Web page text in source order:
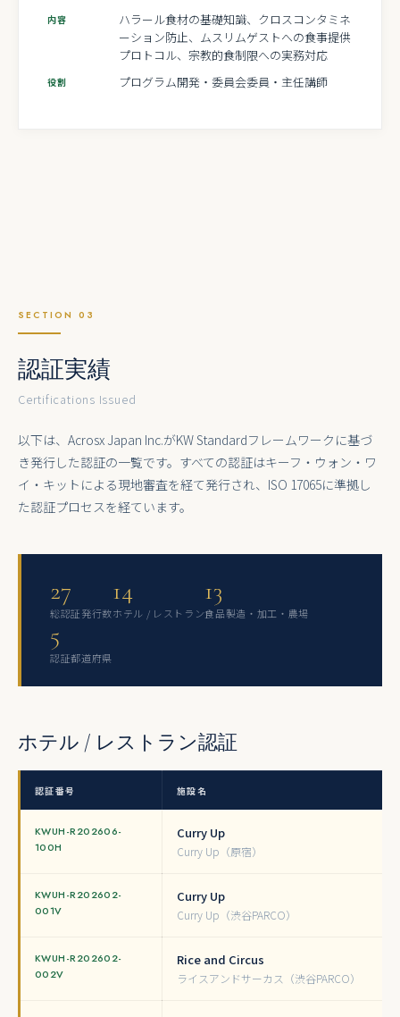
内容
ハラール食材の基礎知識、クロスコンタミネ
ーション防止、ムスリムゲストへの食事提供
プロトコル、宗教的食制限への実務対応
役割 プログラム開発・委員会委員・主任講師
SECTION 03
認証実績
Certifications Issued
以下は、Acrosx Japan Inc.がKW Standardフレームワークに基づ
き発行した認証の一覧です。すべての認証はキーフ・ウォン・ワ
イ・キットによる現地審査を経て発行され、ISO 17065に準拠し
た認証プロセスを経ています。
27
総認証発行数
14
ホテル / レストラン
13
食品製造・加工・農場
5
認証都道府県
ホテル / レストラン認証
認証番号 施設名
KWUH-R202606-
100H
Curry Up
Curry Up（原宿）
KWUH-R202602-
001V
Curry Up
Curry Up（渋谷PARCO）
KWUH-R202602-
002V
Rice and Circus
ライスアンドサーカス（渋谷PARCO）